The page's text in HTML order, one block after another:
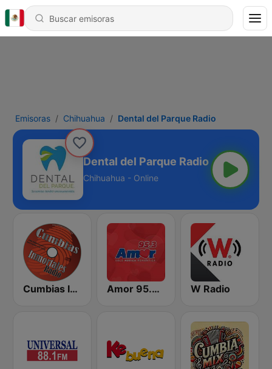
Emisoras Chihuahua Dental del Parque Radio
Dental del Parque Radio
Chihuahua - Online
Cumbias Inmortales Radio Amor 95.3 FM W Radio